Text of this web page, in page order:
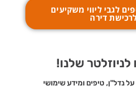
לגבי ליווי משקיעים
דירה
שלנו!
נדל"ן, טיפים ומידע שימושי